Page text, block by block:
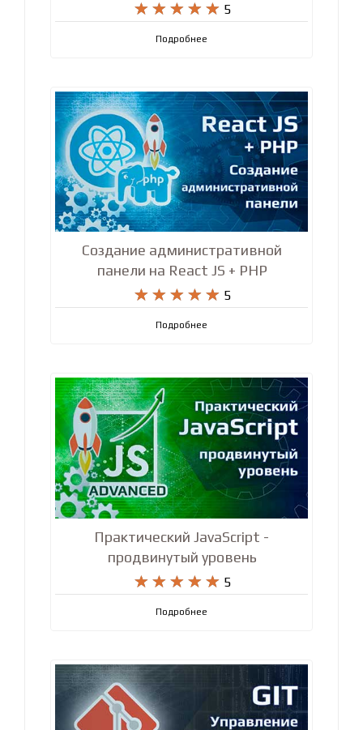
    
     5
Подробнее
Создание административной
панели на React JS + PHP
    
     5
Подробнее
Практический JavaScript -
продвинутый уровень
    
     5
Подробнее